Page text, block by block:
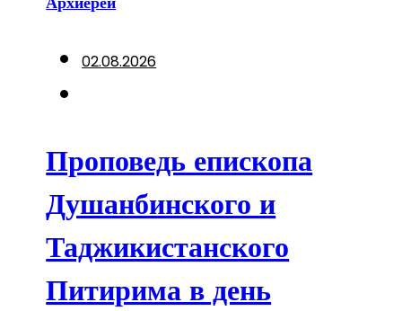
02.08.2026
Проповедь епископа
Душанбинского и
Таджикистанского
Питирима в день